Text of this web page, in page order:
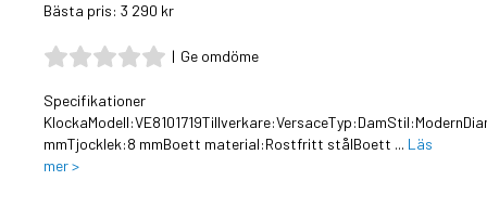
Bästa pris: 3 290 kr
| Ge omdöme
Specifikationer
mmTjocklek:8 mmBoett material:Rostfritt stålBoett ... Läs
mer >